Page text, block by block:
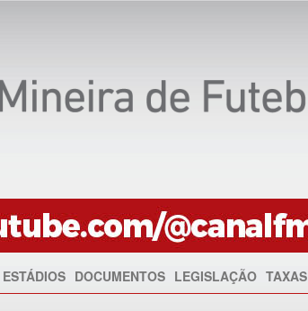
ESTÁDIOS DOCUMENTOS LEGISLAÇÃO TAXAS